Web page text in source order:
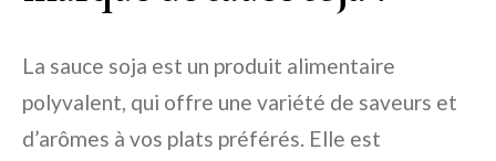
La sauce soja est un produit alimentaire
polyvalent, qui offre une variété de saveurs et
d’arômes à vos plats préférés. Elle est